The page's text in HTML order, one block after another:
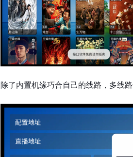
除了内置机缘巧合自己的线路，多线